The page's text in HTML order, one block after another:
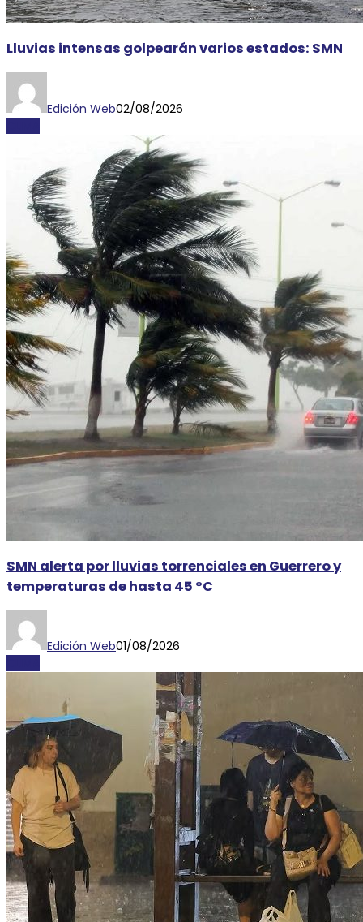
Lluvias intensas golpearán varios estados: SMN
Edición Web02/08/2026
SMN alerta por lluvias torrenciales en Guerrero y
temperaturas de hasta 45 °C
Edición Web01/08/2026